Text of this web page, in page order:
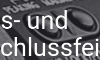
und